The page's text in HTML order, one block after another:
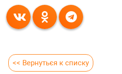
<< Вернуться к списку